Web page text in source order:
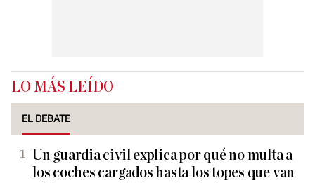
LO MÁS LEÍDO
EL DEBATE
Un guardia civil explica por qué no multa a
los coches cargados hasta los topes que van